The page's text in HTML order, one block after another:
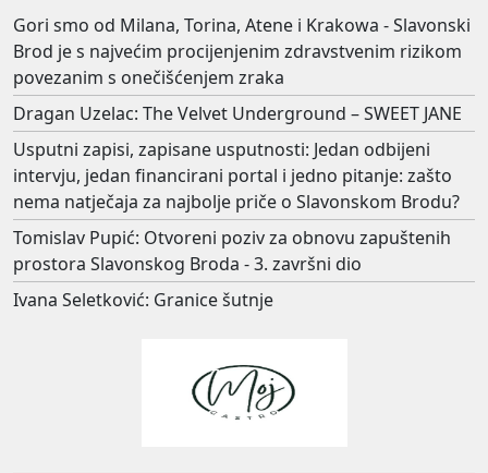
Gori smo od Milana, Torina, Atene i Krakowa - Slavonski
Brod je s najvećim procijenjenim zdravstvenim rizikom
povezanim s onečišćenjem zraka
Dragan Uzelac: The Velvet Underground – SWEET JANE
Usputni zapisi, zapisane usputnosti: Jedan odbijeni
intervju, jedan financirani portal i jedno pitanje: zašto
nema natječaja za najbolje priče o Slavonskom Brodu?
Tomislav Pupić: Otvoreni poziv za obnovu zapuštenih
prostora Slavonskog Broda - 3. završni dio
Ivana Seletković: Granice šutnje